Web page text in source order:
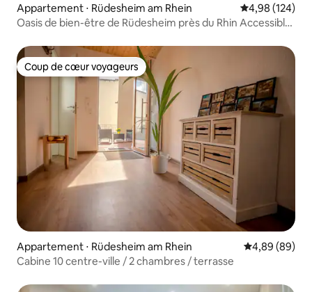
Appartement ⋅ Rüdesheim am Rhein Évaluation
4,98 (124)
Oasis de bien-être de Rüdesheim près du Rhin Accessible
Coup de cœur voyageurs
Coup de cœur voyageurs
Appartement ⋅ Rüdesheim am Rhein Évaluation
4,89 (89)
Cabine 10 centre-ville / 2 chambres / terrasse